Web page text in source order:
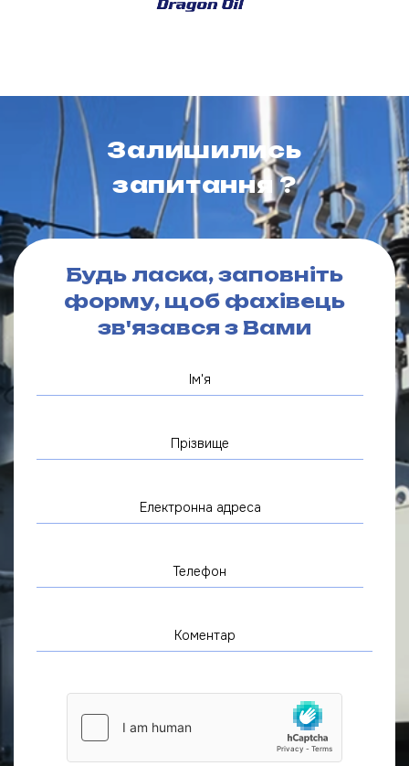
Залишились
запитання ?
Будь ласка, заповніть
форму, щоб фахівець
зв'язався з Вами